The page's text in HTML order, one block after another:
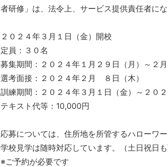
者研修」は、法令上、サービス提供責任者に
２０２４年３月１日（金）開校
定員：３０名
募集期間：２０２４年１月２９日（月）～２月
選考面接：２０２４年２月 ８日（木）
訓練期間：２０２４年３月１日（金）～２０
テキスト代等：10,000円
応募については、住所地を所管するハローワ
学校見学は随時対応しています。（土日祝日も
※ご予約が必要です